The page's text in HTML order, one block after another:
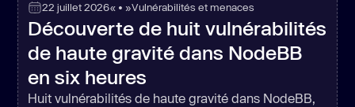
22 juillet 2026« • »Vulnérabilités et menaces
Découverte de huit vulnérabilités
de haute gravité dans NodeBB
en six heures
Huit vulnérabilités de haute gravité dans NodeBB,